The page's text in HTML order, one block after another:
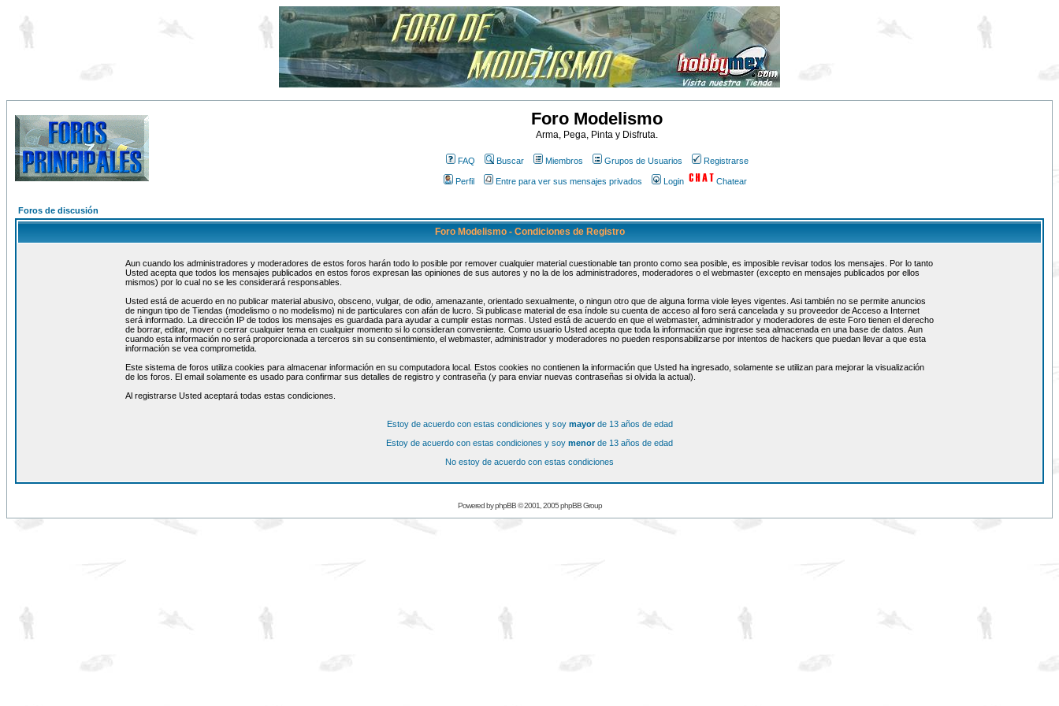
Foro Modelismo
Arma, Pega, Pinta y Disfruta.
FAQ Buscar Miembros Grupos de Usuarios Registrarse
Perfil Entre para ver sus mensajes privados Login Chatear
Foros de discusión
Foro Modelismo - Condiciones de Registro
Aun cuando los administradores y moderadores de estos foros harán todo lo posible por remover cualquier material cuestionable tan pronto como sea posible, es imposible revisar todos los mensajes. Por lo tanto
Usted acepta que todos los mensajes publicados en estos foros expresan las opiniones de sus autores y no la de los administradores, moderadores o el webmaster (excepto en mensajes publicados por ellos
mismos) por lo cual no se les considerará responsables.
Usted está de acuerdo en no publicar material abusivo, obsceno, vulgar, de odio, amenazante, orientado sexualmente, o ningun otro que de alguna forma viole leyes vigentes. Asi también no se permite anuncios
de ningun tipo de Tiendas (modelismo o no modelismo) ni de particulares con afán de lucro. Si publicase material de esa índole su cuenta de acceso al foro será cancelada y su proveedor de Acceso a Internet
será informado. La dirección IP de todos los mensajes es guardada para ayudar a cumplir estas normas. Usted está de acuerdo en que el webmaster, administrador y moderadores de este Foro tienen el derecho
de borrar, editar, mover o cerrar cualquier tema en cualquier momento si lo consideran conveniente. Como usuario Usted acepta que toda la información que ingrese sea almacenada en una base de datos. Aun
cuando esta información no será proporcionada a terceros sin su consentimiento, el webmaster, administrador y moderadores no pueden responsabilizarse por intentos de hackers que puedan llevar a que esta
información se vea comprometida.
Este sistema de foros utiliza cookies para almacenar información en su computadora local. Estos cookies no contienen la información que Usted ha ingresado, solamente se utilizan para mejorar la visualización
de los foros. El email solamente es usado para confirmar sus detalles de registro y contraseña (y para enviar nuevas contraseñas si olvida la actual).
Al registrarse Usted aceptará todas estas condiciones.
Estoy de acuerdo con estas condiciones y soy mayorde 13 años de edad
Estoy de acuerdo con estas condiciones y soy menorde 13 años de edad
No estoy de acuerdo con estas condiciones
Powered byphpBB© 2001, 2005 phpBB Group